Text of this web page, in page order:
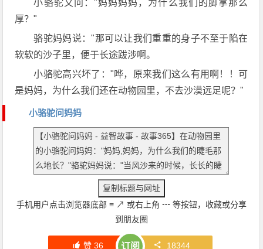
小骆驼又问："妈妈妈妈，为什么我们的脚掌那么
厚？"
骆驼妈妈说："那可以让我们重重的身子不至于陷在
软软的沙子里，便于长途跋涉啊。
小骆驼高兴坏了："哗，原来我们这么有用啊！！可
是妈妈，为什么我们还在动物园里，不去沙漠远足呢？"
小骆驼问妈妈
手机用户点击浏览器底部 ≡ ↗ 或右上角 ┅ 等按钮，收藏或分享
到朋友圈
赞36 订阅 18344